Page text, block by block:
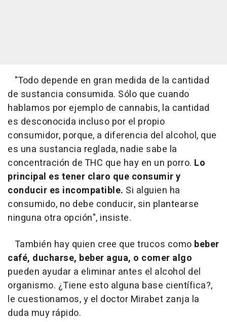
"Todo depende en gran medida de la cantidad
de sustancia consumida. Sólo que cuando
hablamos por ejemplo de cannabis, la cantidad
es desconocida incluso por el propio
consumidor, porque, a diferencia del alcohol, que
es una sustancia reglada, nadie sabe la
concentración de THC que hay en un porro. Lo
principal es tener claro que consumir y
conducir es incompatible. Si alguien ha
consumido, no debe conducir, sin plantearse
ninguna otra opción", insiste.
También hay quien cree que trucos como beber
café, ducharse, beber agua, o comer algo
pueden ayudar a eliminar antes el alcohol del
organismo. ¿Tiene esto alguna base científica?,
le cuestionamos, y el doctor Mirabet zanja la
duda muy rápido.